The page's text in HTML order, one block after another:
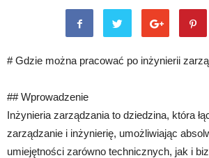
# Gdzie można pracować po inżynierii
## Wprowadzenie
Inżynieria zarządzania to dziedzina, która
zarządzanie i inżynierię, umożliwiając
umiejętności zarówno technicznych, jak i